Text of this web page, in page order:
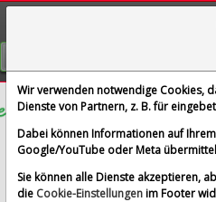
DocuSign
im Vergleich mit AIRBUS
Alle Aktien entfernen
Wir verwenden notwendige Cookies,
Dienste von Partnern, z. B. für
Dabei können Informationen auf
Google/YouTube oder Meta
Sie können alle Dienste akzeptieren,
die Cookie-Einstellungenim Footer